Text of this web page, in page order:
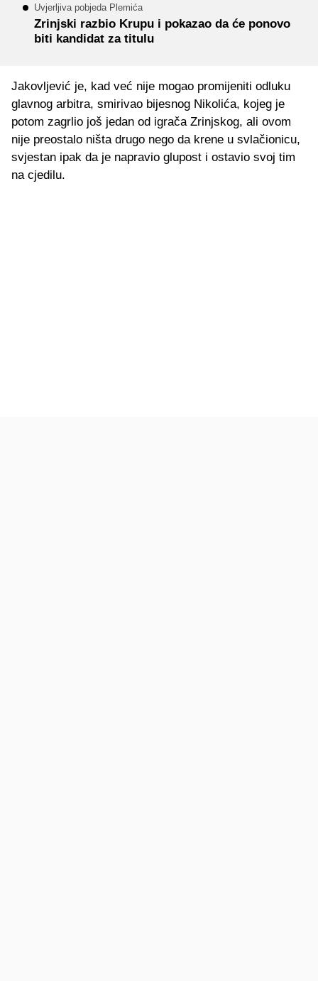
Uvjerljiva pobjeda Plemića
Zrinjski razbio Krupu i pokazao da će ponovo
biti kandidat za titulu
Jakovljević je, kad već nije mogao promijeniti odluku
glavnog arbitra, smirivao bijesnog Nikolića, kojeg je
potom zagrlio još jedan od igrača Zrinjskog, ali ovom
nije preostalo ništa drugo nego da krene u svlačionicu,
svjestan ipak da je napravio glupost i ostavio svoj tim
na cjedilu.